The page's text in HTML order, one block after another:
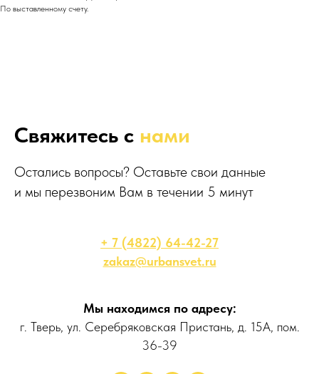
По выставленному счету.
Свяжитесь с нами
Остались вопросы? Оставьте свои данные
и мы перезвоним Вам в течении 5 минут
+ 7 (4822) 64-42-27
zakaz@urbansvet.ru
Мы находимся по адресу:
г. Тверь, ул. Серебряковская Пристань, д. 15А, пом.
36-39